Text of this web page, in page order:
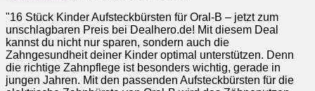
"16 Stück Kinder Aufsteckbürsten für Oral-B – jetzt zum
unschlagbaren Preis bei Dealhero.de! Mit diesem Deal
kannst du nicht nur sparen, sondern auch die
Zahngesundheit deiner Kinder optimal unterstützen. Denn
die richtige Zahnpflege ist besonders wichtig, gerade in
jungen Jahren. Mit den passenden Aufsteckbürsten für die